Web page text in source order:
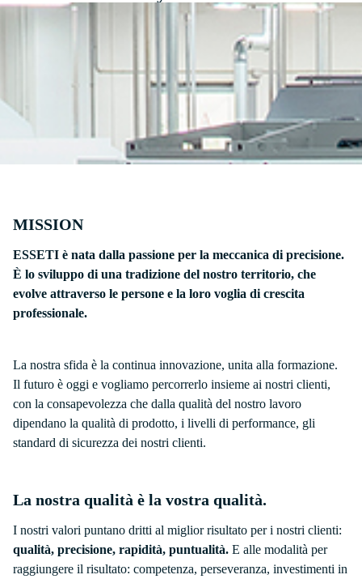
MISSION
ESSETI è nata dalla passione per la meccanica di precisione.
È lo sviluppo di una tradizione del nostro territorio, che
evolve attraverso le persone e la loro voglia di crescita
professionale.
La nostra sfida è la continua innovazione, unita alla formazione.
Il futuro è oggi e vogliamo percorrerlo insieme ai nostri clienti,
con la consapevolezza che dalla qualità del nostro lavoro
dipendano la qualità di prodotto, i livelli di performance, gli
standard di sicurezza dei nostri clienti.
La nostra qualità è la vostra qualità.
I nostri valori puntano dritti al miglior risultato per i nostri clienti:
qualità, precisione, rapidità, puntualità. E alle modalità per
raggiungere il risultato: competenza, perseveranza, investimenti in